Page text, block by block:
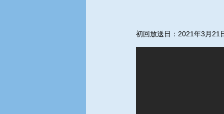
初回放送日：2021年3月21